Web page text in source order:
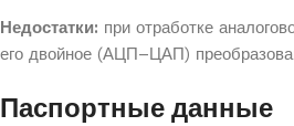
Недостатки: при отработке
его двойное (АЦП–ЦАП)
Паспортные данные